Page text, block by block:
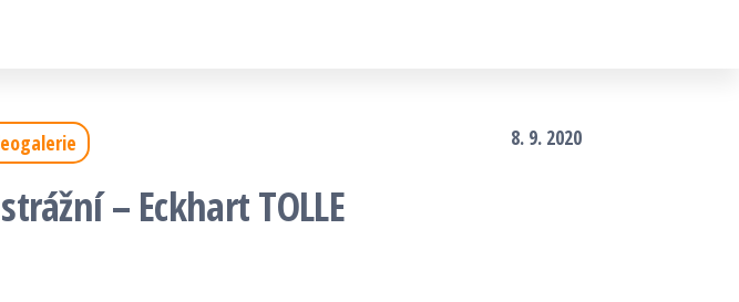
8. 9. 2020
– Eckhart TOLLE